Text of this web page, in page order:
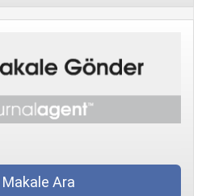
Makale Ara